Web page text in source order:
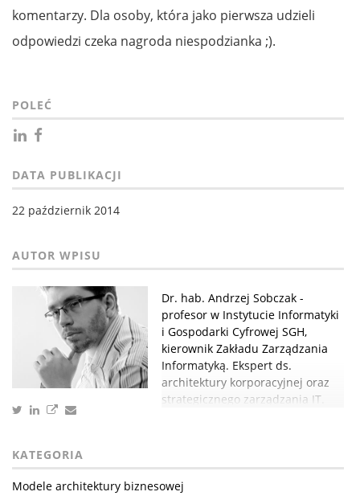
komentarzy. Dla osoby, która jako pierwsza udzieli
odpowiedzi czeka nagroda niespodzianka ;).
POLEĆ
DATA PUBLIKACJI
22 październik 2014
Dr. hab. Andrzej Sobczak -
profesor w Instytucie Informatyki
i Gospodarki Cyfrowej SGH,
kierownik Zakładu Zarządzania
Informatyką. Ekspert ds.
architektury korporacyjnej oraz
strategicznego zarządzania IT.
KATEGORIA
Modele architektury biznesowej